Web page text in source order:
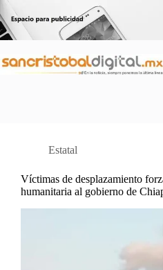
al
contenido
Estatal
Víctimas de desplazamiento
humanitaria al gobierno de